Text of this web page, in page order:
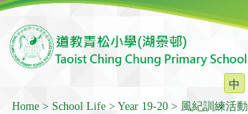
中
Home School Life Year 19-20 風紀訓練活動